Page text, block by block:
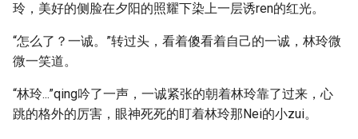
玲，美好的侧脸在夕阳的照耀下染上一层诱ren的红光。
“怎么了？一诚。”转过头，看着傻看着自己的一诚，林玲微
微一笑道。
“林玲...”qing吟了一声，一诚紧张的朝着林玲靠了过来，心
跳的格外的厉害，眼神死死的盯着林玲那Nei的小zui。